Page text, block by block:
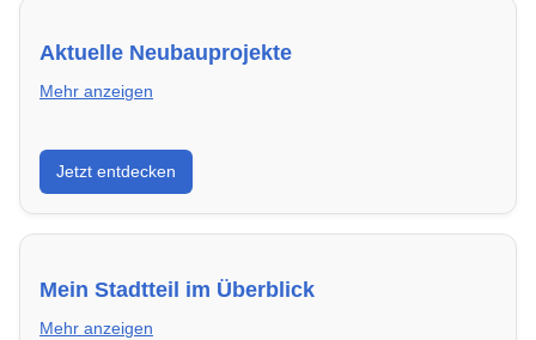
Aktuelle Neubauprojekte
Mehr anzeigen
Entdecke Neubauprojekte in Hanau – modern,
energieeffizient und sofort bezugsfertig.
Jetzt entdecken
Mein Stadtteil im Überblick
Mehr anzeigen